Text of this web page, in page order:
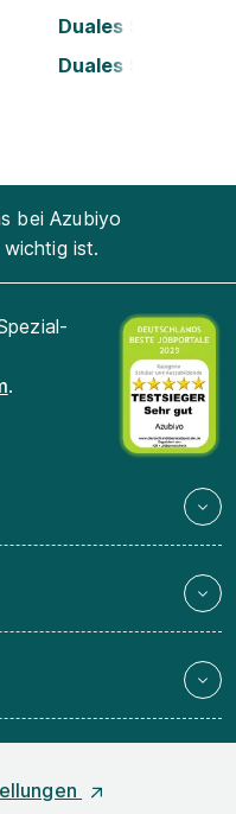
Duales Studium
Duales Studium
bei Azubiyo
wichtig ist.
.